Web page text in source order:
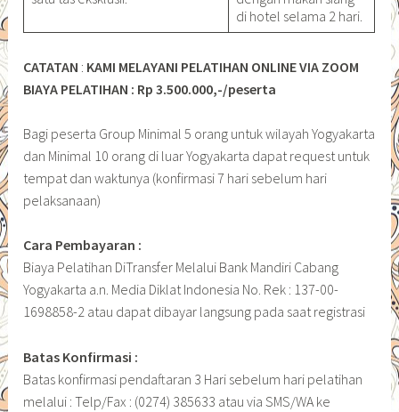
di hotel selama 2 hari.
CATATAN : KAMI MELAYANI PELATIHAN ONLINE VIA ZOOM
BIAYA PELATIHAN : Rp 3.500.000,-/peserta
Bagi peserta Group Minimal 5 orang untuk wilayah Yogyakarta
dan Minimal 10 orang di luar Yogyakarta dapat request untuk
tempat dan waktunya (konfirmasi 7 hari sebelum hari
pelaksanaan)
Cara Pembayaran :
Biaya Pelatihan DiTransfer Melalui Bank Mandiri Cabang
Yogyakarta a.n. Media Diklat Indonesia No. Rek : 137-00-
1698858-2 atau dapat dibayar langsung pada saat registrasi
Batas Konfirmasi :
Batas konfirmasi pendaftaran 3 Hari sebelum hari pelatihan
melalui : Telp/Fax : (0274) 385633 atau via SMS/WA ke